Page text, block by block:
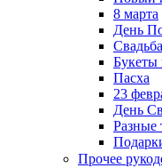
8 марта
День
Свадьба
Букеты
Пасха
23
День
Разные
Прочее